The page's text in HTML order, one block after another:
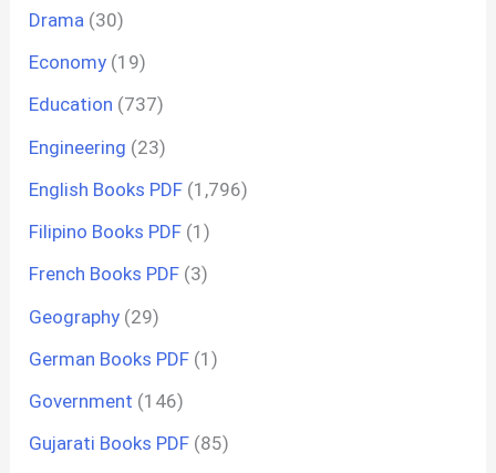
Drama (30)
Economy (19)
Education (737)
Engineering (23)
English Books PDF (1,796)
Filipino Books PDF (1)
French Books PDF (3)
Geography (29)
German Books PDF (1)
Government (146)
Gujarati Books PDF (85)